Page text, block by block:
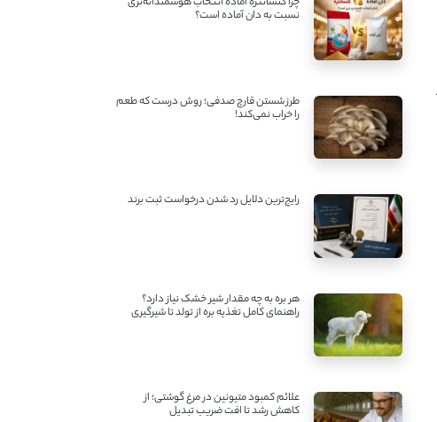
نسبت به دان آماده است؟
طرز شستن قارچ صدفی؛ روش درست که طعم
را خراب نمی‌کند!
رایج‌ترین دلایل رد شدن درخواست ثبت برند
هر بره به چه مقدار شیر خشک نیاز دارد؟
راهنمای کامل تغذیه بره از تولد تا شیرگیری
علائم کمبود متیونین در مرغ گوشتی؛ از
کاهش رشد تا افت ضریب تبدیل